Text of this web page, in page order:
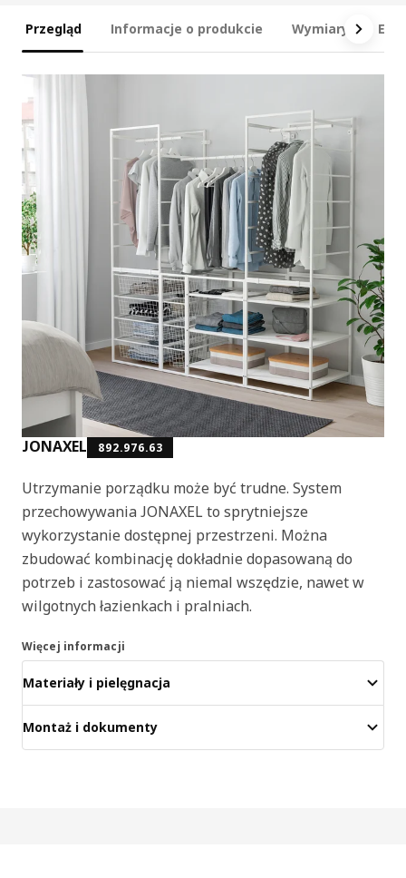
Przegląd Informacje o produkcie Wymiary
JONAXEL 892.976.63
Utrzymanie porządku może być trudne. System
przechowywania JONAXEL to sprytniejsze
wykorzystanie dostępnej przestrzeni. Można
zbudować kombinację dokładnie dopasowaną do
potrzeb i zastosować ją niemal wszędzie, nawet w
wilgotnych łazienkach i pralniach.
Więcej informacji
Materiały i pielęgnacja
Montaż i dokumenty